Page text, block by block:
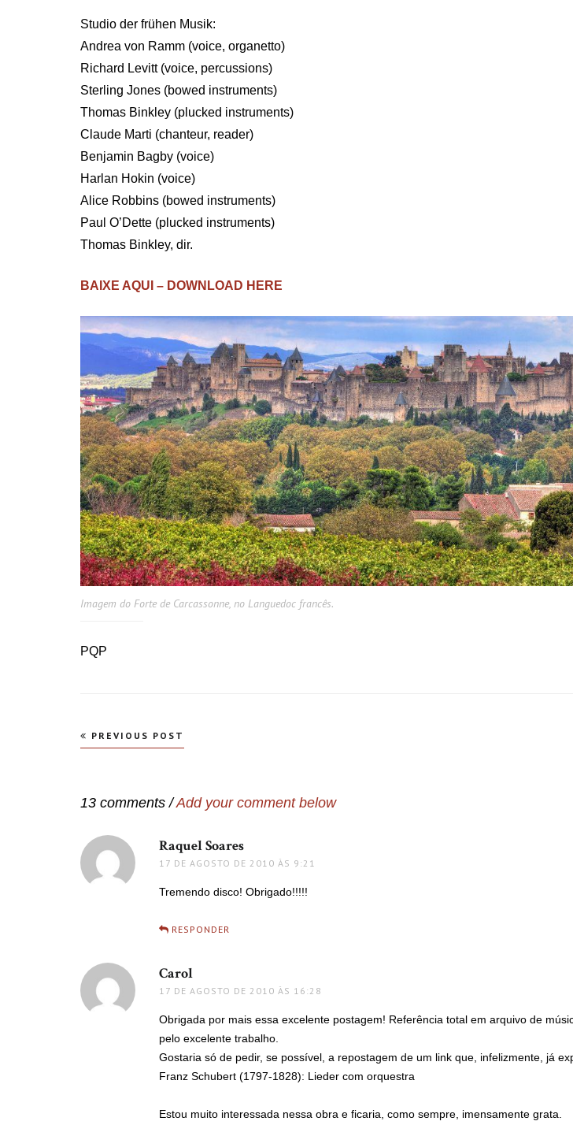
Studio der frühen Musik:
Andrea von Ramm (voice, organetto)
Richard Levitt (voice, percussions)
Sterling Jones (bowed instruments)
Thomas Binkley (plucked instruments)
Claude Marti (chanteur, reader)
Benjamin Bagby (voice)
Harlan Hokin (voice)
Alice Robbins (bowed instruments)
Paul O’Dette (plucked instruments)
Thomas Binkley, dir.
BAIXE AQUI – DOWNLOAD HERE
Imagem do Forte de Carcassonne, no Languedoc francês.
PQP
Navegação
PREVIOUS POST
13 comments /Add your comment below
Raquel Soares
17 DE AGOSTO DE 2010 ÀS 9:21
Tremendo disco! Obrigado!!!!!
RESPONDER
Carol
17 DE AGOSTO DE 2010 ÀS 16:28
Obrigada por mais essa excelente postagem! Referência total em arquivo de
pelo excelente trabalho.
Gostaria só de pedir, se possível, a repostagem de um link que, infelizmente, já
Franz Schubert (1797-1828): Lieder com orquestra
Estou muito interessada nessa obra e ficaria, como sempre, imensamente grata.